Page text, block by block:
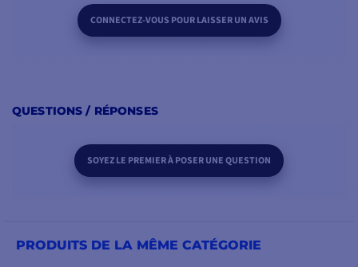
CONNECTEZ-VOUS POUR LAISSER UN AVIS
QUESTIONS / RÉPONSES
SOYEZ LE PREMIER À POSER UNE QUESTION
PRODUITS DE LA MÊME CATÉGORIE